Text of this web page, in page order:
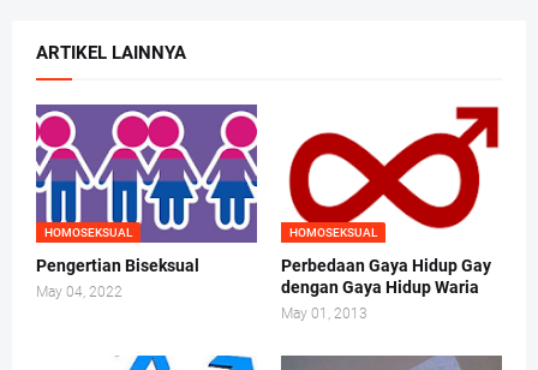
ARTIKEL LAINNYA
HOMOSEKSUAL
Pengertian Biseksual
May 04, 2022
HOMOSEKSUAL
Perbedaan Gaya Hidup Gay
dengan Gaya Hidup Waria
May 01, 2013